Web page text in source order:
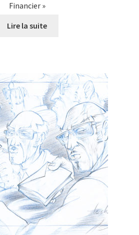
Financier »
Lire la suite